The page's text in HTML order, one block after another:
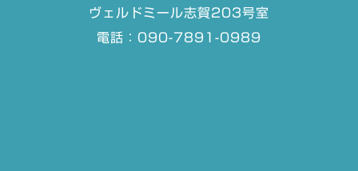
ヴェルドミール志賀203号室
電話：090-7891-0989